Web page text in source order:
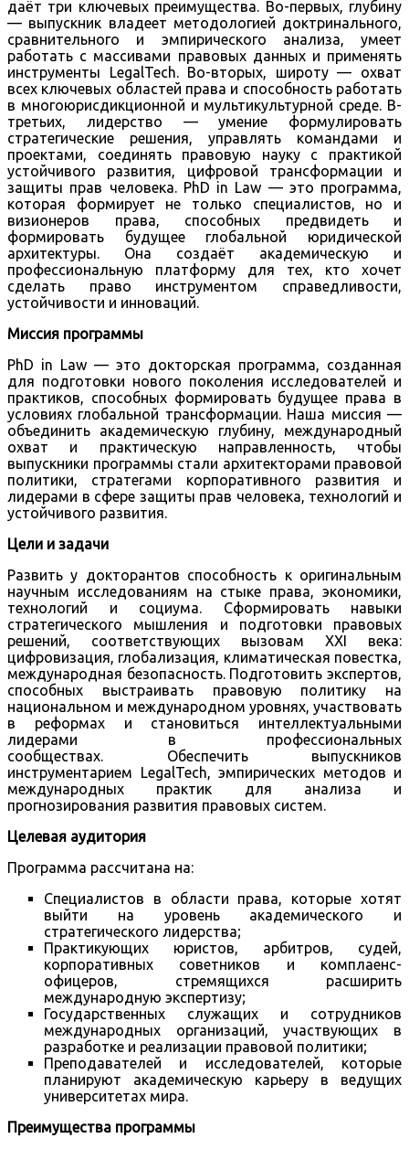
даёт три ключевых преимущества. Во-первых, глубину
— выпускник владеет методологией доктринального,
сравнительного и эмпирического анализа, умеет
работать с массивами правовых данных и применять
инструменты LegalTech. Во-вторых, широту — охват
всех ключевых областей права и способность работать
в многоюрисдикционной и мультикультурной среде. В-
третьих, лидерство — умение формулировать
стратегические решения, управлять командами и
проектами, соединять правовую науку с практикой
устойчивого развития, цифровой трансформации и
защиты прав человека. PhD in Law — это программа,
которая формирует не только специалистов, но и
визионеров права, способных предвидеть и
формировать будущее глобальной юридической
архитектуры. Она создаёт академическую и
профессиональную платформу для тех, кто хочет
сделать право инструментом справедливости,
устойчивости и инноваций.
Миссия программы
PhD in Law — это докторская программа, созданная
для подготовки нового поколения исследователей и
практиков, способных формировать будущее права в
условиях глобальной трансформации. Наша миссия —
объединить академическую глубину, международный
охват и практическую направленность, чтобы
выпускники программы стали архитекторами правовой
политики, стратегами корпоративного развития и
лидерами в сфере защиты прав человека, технологий и
устойчивого развития.
Цели и задачи
Развить у докторантов способность к оригинальным
научным исследованиям на стыке права, экономики,
технологий и социума. Сформировать навыки
стратегического мышления и подготовки правовых
решений, соответствующих вызовам XXI века:
цифровизация, глобализация, климатическая повестка,
международная безопасность. Подготовить экспертов,
способных выстраивать правовую политику на
национальном и международном уровнях, участвовать
в реформах и становиться интеллектуальными
лидерами в профессиональных
сообществах. Обеспечить выпускников
инструментарием LegalTech, эмпирических методов и
международных практик для анализа и
прогнозирования развития правовых систем.
Целевая аудитория
Программа рассчитана на:
Специалистов в области права, которые хотят
выйти на уровень академического и
стратегического лидерства;
Практикующих юристов, арбитров, судей,
корпоративных советников и комплаенс-
офицеров, стремящихся расширить
международную экспертизу;
Государственных служащих и сотрудников
международных организаций, участвующих в
разработке и реализации правовой политики;
Преподавателей и исследователей, которые
планируют академическую карьеру в ведущих
университетах мира.
Преимущества программы